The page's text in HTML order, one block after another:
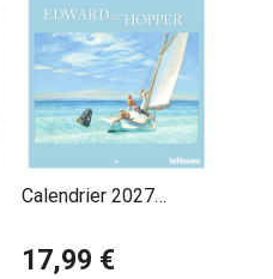
Calendrier 2027
Hopper
17,99 €